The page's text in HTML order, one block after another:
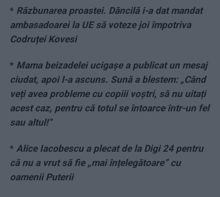
* Răzbunarea proastei. Dăncilă i-a dat mandat
ambasadoarei la UE să voteze joi împotriva
Codruței Kovesi
* Mama beizadelei ucigașe a publicat un mesaj
ciudat, apoi l-a ascuns. Sună a blestem: „Când
veți avea probleme cu copiii voștri, să nu uitați
acest caz, pentru că totul se întoarce într-un fel
sau altul!”
* Alice Iacobescu a plecat de la Digi 24 pentru
că nu a vrut să fie „mai înțelegătoare” cu
oamenii Puterii